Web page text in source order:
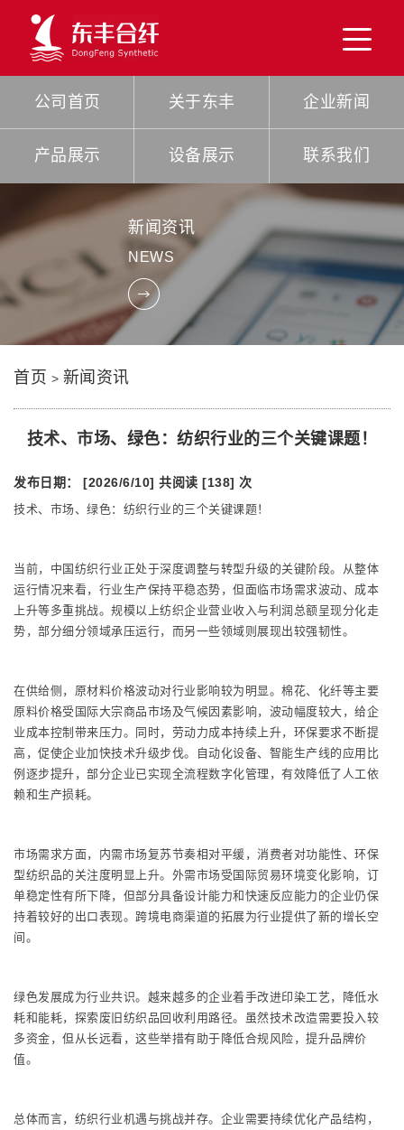
公司首页 关于东丰 企业新闻
产品展示 设备展示 联系我们
新闻资讯
NEWS
首页 > 新闻资讯
技术、市场、绿色：纺织行业的三个关键课题！
发布日期： [2026/6/10] 共阅读 [138] 次
技术、市场、绿色：纺织行业的三个关键课题！
当前，中国纺织行业正处于深度调整与转型升级的关键阶段。从整体
运行情况来看，行业生产保持平稳态势，但面临市场需求波动、成本
上升等多重挑战。规模以上纺织企业营业收入与利润总额呈现分化走
势，部分细分领域承压运行，而另一些领域则展现出较强韧性。
在供给侧，原材料价格波动对行业影响较为明显。棉花、化纤等主要
原料价格受国际大宗商品市场及气候因素影响，波动幅度较大，给企
业成本控制带来压力。同时，劳动力成本持续上升，环保要求不断提
高，促使企业加快技术升级步伐。自动化设备、智能生产线的应用比
例逐步提升，部分企业已实现全流程数字化管理，有效降低了人工依
赖和生产损耗。
市场需求方面，内需市场复苏节奏相对平缓，消费者对功能性、环保
型纺织品的关注度明显上升。外需市场受国际贸易环境变化影响，订
单稳定性有所下降，但部分具备设计能力和快速反应能力的企业仍保
持着较好的出口表现。跨境电商渠道的拓展为行业提供了新的增长空
间。
绿色发展成为行业共识。越来越多的企业着手改进印染工艺，降低水
耗和能耗，探索废旧纺织品回收利用路径。虽然技术改造需要投入较
多资金，但从长远看，这些举措有助于降低合规风险，提升品牌价
值。
总体而言，纺织行业机遇与挑战并存。企业需要持续优化产品结构，